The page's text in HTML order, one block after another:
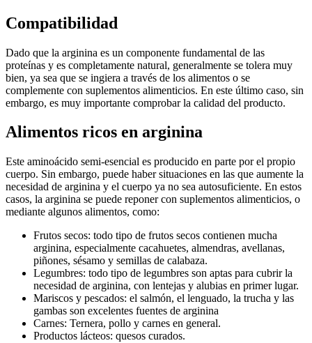
Compatibilidad
Dado que la arginina es un componente fundamental de las
proteínas y es completamente natural, generalmente se tolera muy
bien, ya sea que se ingiera a través de los alimentos o se
complemente con suplementos alimenticios. En este último caso, sin
embargo, es muy importante comprobar la calidad del producto.
Alimentos ricos en arginina
Este aminoácido semi-esencial es producido en parte por el propio
cuerpo. Sin embargo, puede haber situaciones en las que aumente la
necesidad de arginina y el cuerpo ya no sea autosuficiente. En estos
casos, la arginina se puede reponer con suplementos alimenticios, o
mediante algunos alimentos, como:
Frutos secos: todo tipo de frutos secos contienen mucha
arginina, especialmente cacahuetes, almendras, avellanas,
piñones, sésamo y semillas de calabaza.
Legumbres: todo tipo de legumbres son aptas para cubrir la
necesidad de arginina, con lentejas y alubias en primer lugar.
Mariscos y pescados: el salmón, el lenguado, la trucha y las
gambas son excelentes fuentes de arginina
Carnes: Ternera, pollo y carnes en general.
Productos lácteos: quesos curados.